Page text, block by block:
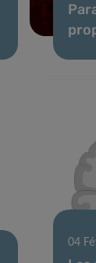
04